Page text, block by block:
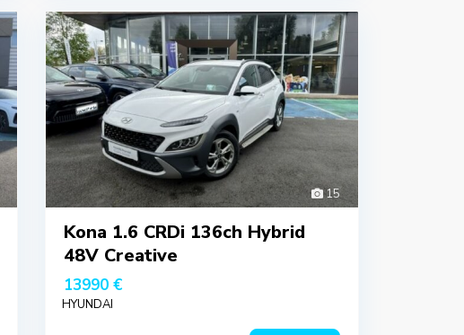
15
Kona 1.6 CRDi 136ch Hybrid
48V Creative
13990 €
HYUNDAI